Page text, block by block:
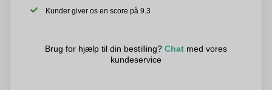
Kunder giver os en score på 9.3
Brug for hjælp til din bestilling? Chat med vores
kundeservice